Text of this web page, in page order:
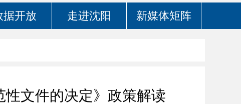
据开放 走进沈阳 新媒体矩阵
性文件的决定》政策解读